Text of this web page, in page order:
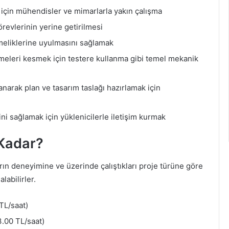
mühendisler ve mimarlarla yakın çalışma
yerine getirilmesi
uyulmasını sağlamak
kesmek için testere kullanma gibi temel mekanik
plan ve tasarım taslağı hazırlamak için
sağlamak için yüklenicilerle iletişim kurmak
deneyimine ve üzerinde çalıştıkları proje türüne göre
saat)
TL/saat)